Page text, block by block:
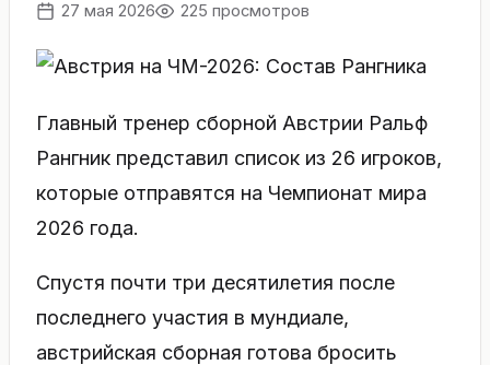
27 мая 2026 225 просмотров
Главный тренер сборной Австрии Ральф
Рангник представил список из 26 игроков,
которые отправятся на Чемпионат мира
2026 года.
Спустя почти три десятилетия после
последнего участия в мундиале,
австрийская сборная готова бросить